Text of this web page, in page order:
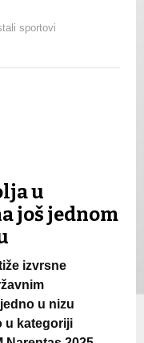
sportovi
u
još jednom
izvrsne
u nizu
u kategoriji